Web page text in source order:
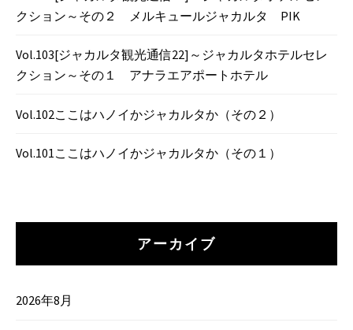
クション～その２ メルキュールジャカルタ PIK
Vol.103[ジャカルタ観光通信22]～ジャカルタホテルセレ
クション～その１ アナラエアポートホテル
Vol.102ここはハノイかジャカルタか（その２）
Vol.101ここはハノイかジャカルタか（その１）
アーカイブ
2026年8月